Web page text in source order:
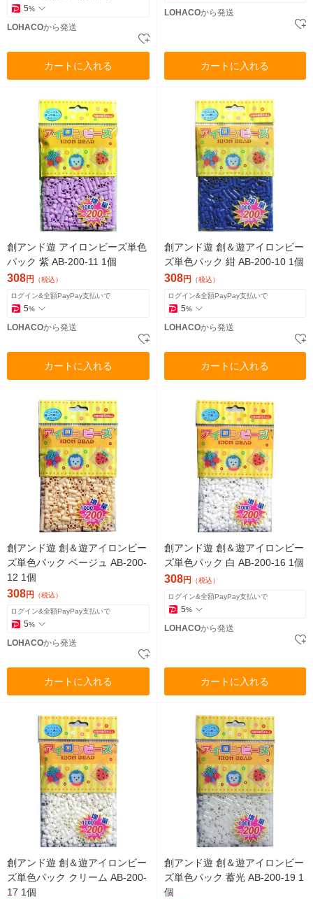
5%
LOHACOから発送
カートに入れる
LOHACOから発送
カートに入れる
創アンド遊 アイロンビーズ単色
パック 紫 AB-200-11 1個
308円 （税込）
ログイン&全額PayPay支払いで
5%
LOHACOから発送
カートに入れる
創アンド遊 創＆遊アイロンビー
ズ単色パック 紺 AB-200-10 1個
308円 （税込）
ログイン&全額PayPay支払いで
5%
LOHACOから発送
カートに入れる
創アンド遊 創＆遊アイロンビー
ズ単色パック ベージュ AB-200-
12 1個
308円 （税込）
ログイン&全額PayPay支払いで
5%
LOHACOから発送
カートに入れる
創アンド遊 創＆遊アイロンビー
ズ単色パック 白 AB-200-16 1個
308円 （税込）
ログイン&全額PayPay支払いで
5%
LOHACOから発送
カートに入れる
創アンド遊 創＆遊アイロンビー
ズ単色パック クリーム AB-200-
17 1個
創アンド遊 創＆遊アイロンビー
ズ単色パック 蓄光 AB-200-19 1
個